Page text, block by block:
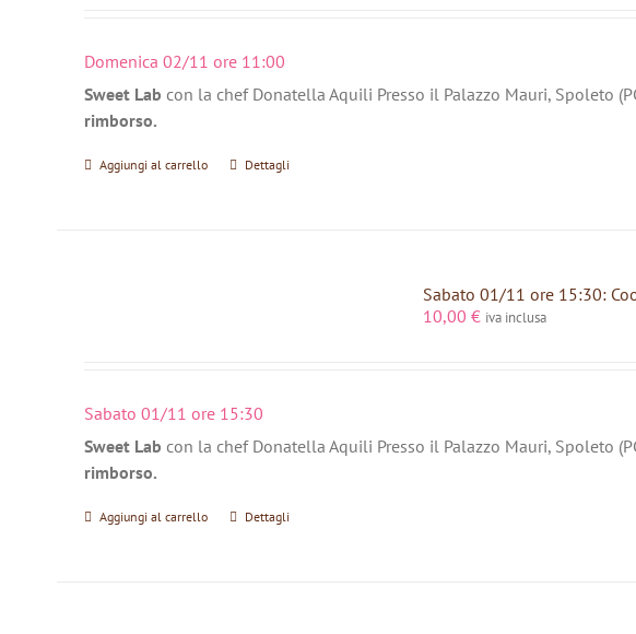
Domenica 02/11 ore 11:00
Sweet Lab con la chef Donatella Aquili Presso il Palazzo Mauri, Spoleto
rimborso.
Aggiungi al carrello Dettagli
Sabato 01/11 ore 15:30:
10,00 € iva inclusa
Sabato 01/11 ore 15:30
Sweet Lab con la chef Donatella Aquili Presso il Palazzo Mauri, Spoleto
rimborso.
Aggiungi al carrello Dettagli